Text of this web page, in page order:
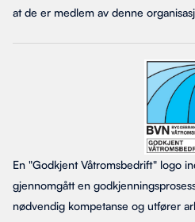
at de er medlem av denne
En "Godkjent Våtromsbedrift" logo
gjennomgått en
nødvendig kompetanse og utfører